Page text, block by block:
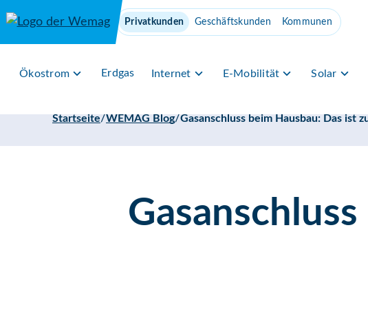
Privatkunden Geschäftskunden Kommunen
Ökostrom Erdgas Internet E-Mobilität Solar
Startseite/WEMAG Blog/Gasanschluss beim Hausbau: Das ist